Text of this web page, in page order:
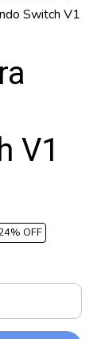
Switch V1
V1
% OFF